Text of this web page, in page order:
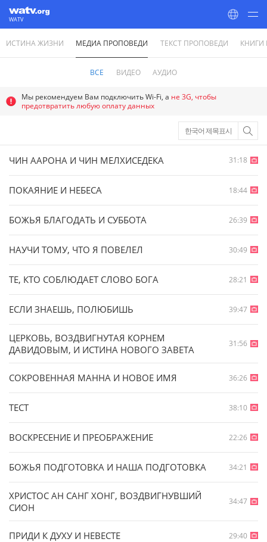
WATV
World Mission Society Church of God
ИСТИНА ЖИЗНИ МЕДИА ПРОПОВЕДИ ТЕКСТ ПРОПОВЕДИ
ВСЕ ВИДЕО АУДИО
Мы рекомендуем Вам подключить Wi-Fi, а не 3G, чтобы
предотвратить любую оплату данных
한국어 제목표시
ЧИН ААРОНА И ЧИН МЕЛХИСЕДЕКА 31:18
ПОКАЯНИЕ И НЕБЕСА 18:44
БОЖЬЯ БЛАГОДАТЬ И СУББОТА 26:39
НАУЧИ ТОМУ, ЧТО Я ПОВЕЛЕЛ 30:49
ТЕ, КТО СОБЛЮДАЕТ СЛОВО БОГА 28:21
ЕСЛИ ЗНАЕШЬ, ПОЛЮБИШЬ 39:47
ЦЕРКОВЬ, ВОЗДВИГНУТАЯ КОРНЕМ
ДАВИДОВЫМ, И ИСТИНА НОВОГО ЗАВЕТА
31:56
СОКРОВЕННАЯ МАННА И НОВОЕ ИМЯ 36:26
ТЕСТ 38:10
ВОСКРЕСЕНИЕ И ПРЕОБРАЖЕНИЕ 22:26
БОЖЬЯ ПОДГОТОВКА И НАША ПОДГОТОВКА 34:21
ХРИСТОС АН САНГ ХОНГ, ВОЗДВИГНУВШИЙ
СИОН
34:47
ПРИДИ К ДУХУ И НЕВЕСТЕ 29:40